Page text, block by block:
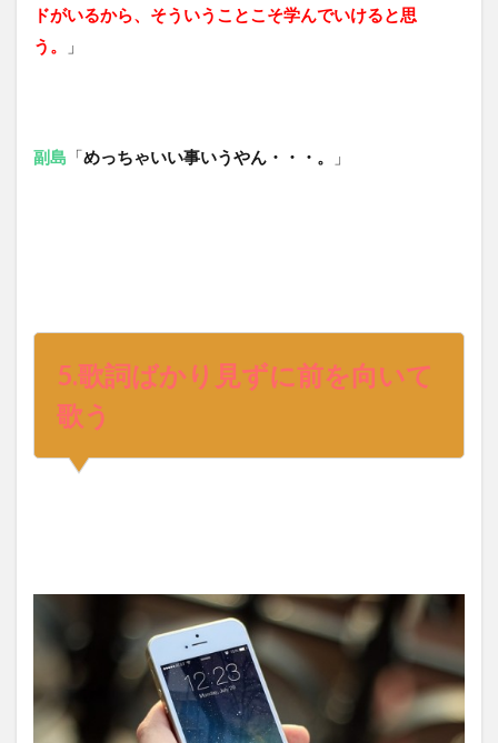
ドがいるから、そういうことこそ学んでいけると思
う。
」
副島 「めっちゃいい事いうやん・・・。 」
5.歌詞ばかり見ずに前を向いて
歌う